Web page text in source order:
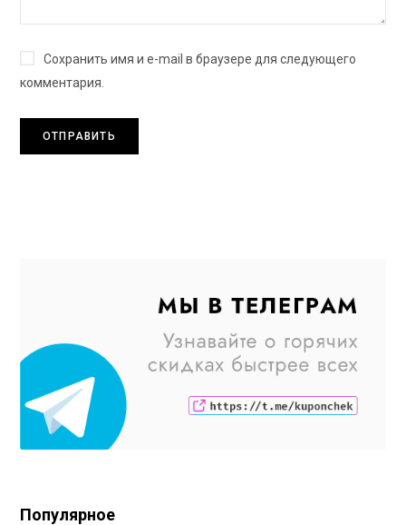
Сохранить имя и e-mail в браузере для следующего
комментария.
Популярное